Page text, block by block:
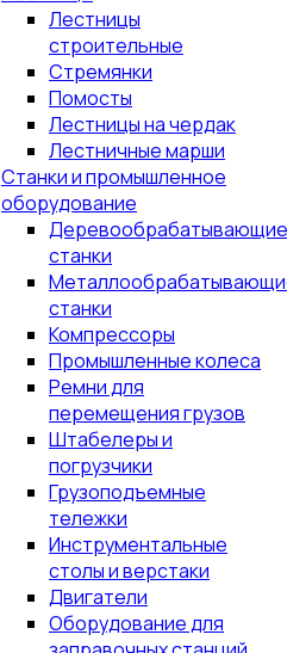
Лестницы
строительные
Стремянки
Помосты
Лестницы на чердак
Лестничные марши
Станки и промышленное
оборудование
Деревообрабатывающие
станки
станки
Компрессоры
Промышленные колеса
Ремни для
перемещения грузов
Штабелеры и
погрузчики
Грузоподъемные
тележки
Инструментальные
столы и верстаки
Двигатели
Оборудование для